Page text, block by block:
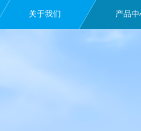
关于我们 产品中